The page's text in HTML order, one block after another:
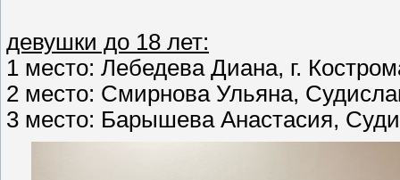
девушки до 18 лет:
1 место: Лебедева Диана, г.
2 место: Смирнова Ульяна,
3 место: Барышева Анастасия,